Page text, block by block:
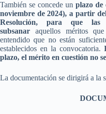
También se concede unplazo de
noviembre de 2024), a partir
Resolución, para que las
subsanar aquellos méritos
entendido que no están
establecidos en la convocatoria.
plazo, el mérito en cuestión no
La documentación se dirigirá a la